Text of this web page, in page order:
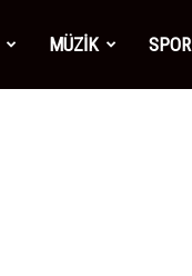
MÜZİK SPOR